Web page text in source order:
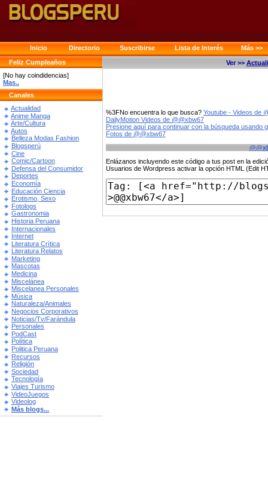
Inicio Directorio Suscribirse Lista de Interés
Más >>
Feliz Cumpleaños
[No hay coindidencias]
Mas..
Canales
Actualidad
Anime Manga
Arte/Cultura
Autos
Belleza Modas Fashion
Blogsperú
Cine
Comic/Cartoon
Defensa del Consumidor
Deportes
Economía
Educación Ciencia
Erotismo, Sexo
Fotologs
Gastronomia
Historia Peruana
Internacionales
Internet
Literatura Crítica
Literatura Relatos
Marketing
Mascotas
Medicina
Miscelánea
Miscelanea Personales
Música
Naturaleza/Animales
Negocios Corporativos
Noticias/Tv/Farándula
Personales
PodCast
Política
Politica Peruana
Recursos
Religión
Sociedad
Tecnología
Viajes Turismo
VideoJuegos
Videolog
Más blogs...
Ver >>
%3FNo encuentra lo que busca? Youtube - Videos de
DailyMotion Videos de @@xbw67
Presione aquí para continuar con la búsqueda usando
Fotos de @@xbw67
Enlázanos incluyendo este código a tus post en la
Usuarios de Wordpress activar la opción HTML (Edit